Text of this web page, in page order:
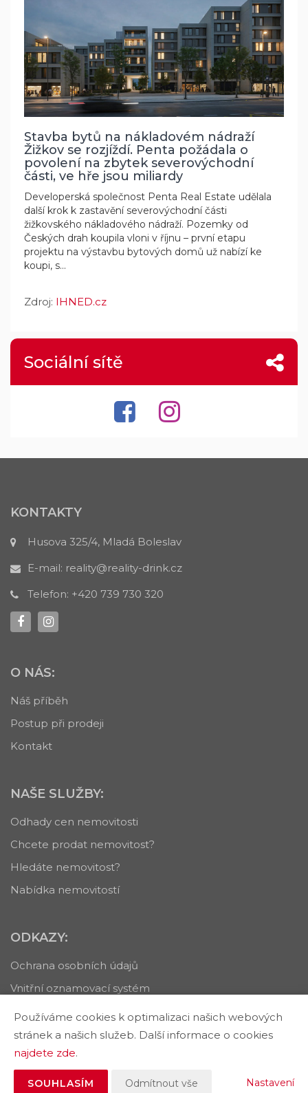
Stavba bytů na nákladovém nádraží
Žižkov se rozjíždí. Penta požádala o
povolení na zbytek severovýchodní
části, ve hře jsou miliardy
Developerská společnost Penta Real Estate udělala
další krok k zastavění severovýchodní části
žižkovského nákladového nádraží. Pozemky od
Českých drah koupila vloni v říjnu – první etapu
projektu na výstavbu bytových domů už nabízí ke
koupi, s...
Zdroj: IHNED.cz
Sociální sítě
KONTAKTY
Husova 325/4, Mladá Boleslav
E-mail: reality@reality-drink.cz
Telefon: +420 739 730 320
O NÁS:
Náš příběh
Postup při prodeji
Kontakt
NAŠE SLUŽBY:
Odhady cen nemovitosti
Chcete prodat nemovitost?
Hledáte nemovitost?
Nabídka nemovitostí
ODKAZY:
Ochrana osobních údajů
Vnitřní oznamovací systém
Vytvořeno v systému
Tomawell s.r.o. © 2026
Používáme cookies k optimalizaci našich webových
stránek a našich služeb. Další informace o cookies
najdete zde.
SOUHLASÍM Odmítnout vše Nastavení